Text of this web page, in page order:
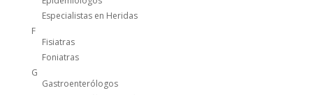
Especialistas en Heridas
F
Fisiatras
Foniatras
G
Gastroenterólogos